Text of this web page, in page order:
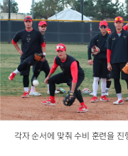
각자 순서에 맞춰 수비 훈련을